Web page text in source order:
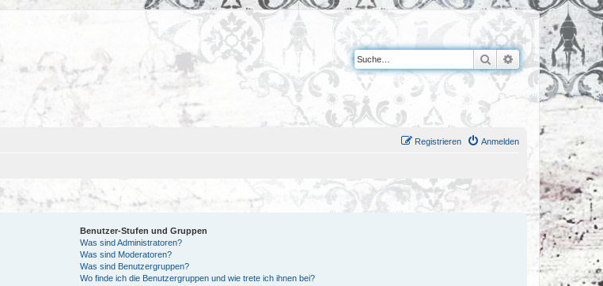
Suche Erweiterte Suche
Anmelden
Registrieren
Benutzer-Stufen und Gruppen
Was sind Administratoren?
Was sind Moderatoren?
Was sind Benutzergruppen?
Wo finde ich die Benutzergruppen und wie trete ich ihnen bei?